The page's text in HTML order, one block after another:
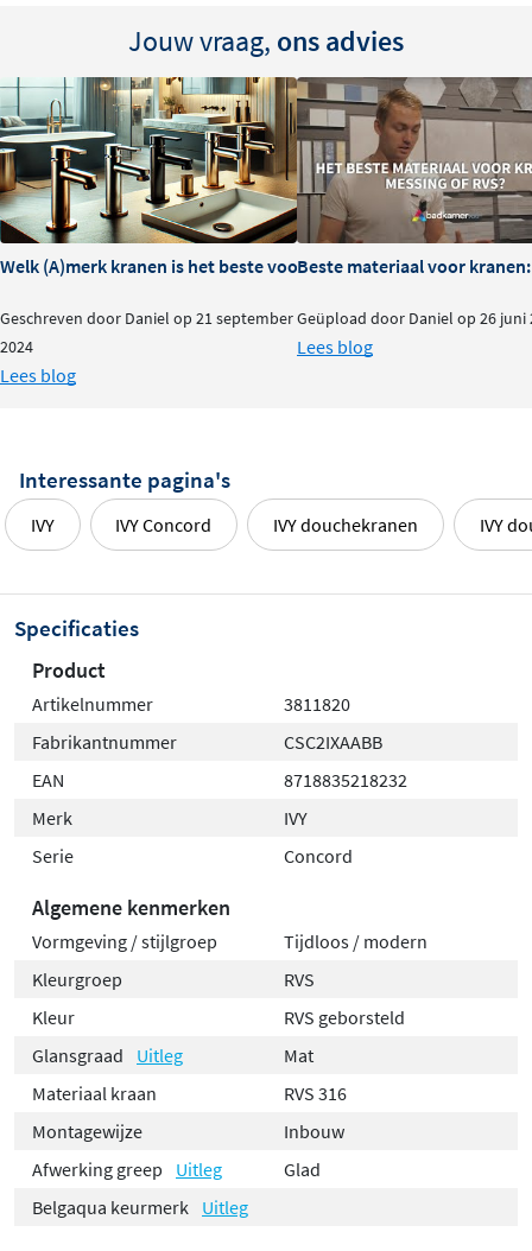
Jouw vraag, ons advies
Welk (A)merk kranen is het beste voor je badkamer?
Geschreven door Daniel op 21 september
2024
Lees blog
Beste materiaal voor kranen:
Geüpload door Daniel op 26 juni
Lees blog
Interessante pagina's
IVY IVY Concord IVY douchekranen IVY
Specificaties
Product
Artikelnummer
3811820
Fabrikantnummer
CSC2IXAABB
EAN
8718835218232
Merk
IVY
Serie
Concord
Algemene kenmerken
Vormgeving / stijlgroep
Tijdloos / modern
Kleurgroep
RVS
Kleur
RVS geborsteld
Glansgraad
Uitleg
Mat
Materiaal kraan
RVS 316
Montagewijze
Inbouw
Afwerking greep
Uitleg
Glad
Belgaqua keurmerk Uitleg